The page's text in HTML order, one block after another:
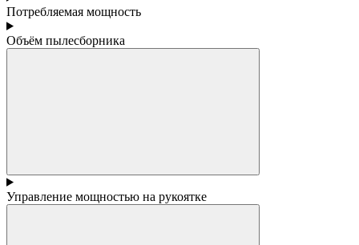
Потребляемая мощность
Объём пылесборника
Управление мощностью на рукоятке